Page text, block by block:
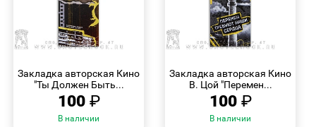
Закладка авторская Кино
"Ты Должен Быть...
100 ₽
В наличии
Закладка авторская Кино
В. Цой "Перемен...
100 ₽
В наличии